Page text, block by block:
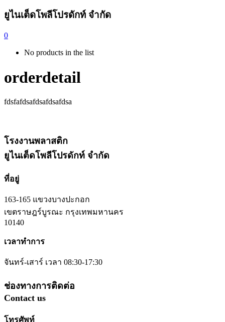
ยูไนเต็ดโพลีโปรดักท์ จำกัด
0
No products in the list
orderdetail
fdsfafdsafdsafdsafdsa
โรงงานพลาสติก
ยูไนเต็ดโพลีโปรดักท์ จำกัด
ที่อยู่
163-165 แขวงบางปะกอก
เขตราษฎร์บูรณะ กรุงเทพมหานคร
10140
เวลาทำการ
จันทร์-เสาร์ เวลา 08:30-17:30
ช่องทางการติดต่อ
Contact us
โทรศัพท์